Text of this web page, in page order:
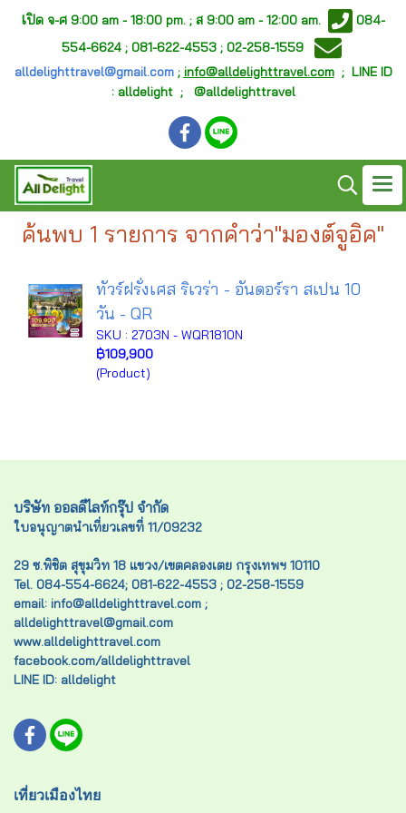
เปิด จ-ศ 9:00 am - 18:00 pm. ; ส 9:00 am - 12:00 am.
084-
554-6624 ; 081-622-4553 ; 02-258-1559
alldelighttravel@gmail.com; info@alldelighttravel.com; LINE ID
: alldelight ; @alldelighttravel
ค้นพบ 1 รายการ จากคำว่า"มองต์จูอิค"
ทัวร์ฝรั่งเศส ริเวร่า - อันดอร์รา สเปน 10
วัน - QR
SKU : 2703N - WQR1810N
฿109,900
(Product)
บริษัท ออลดีไลท์กรุ๊ป จำกัด
ใบอนุญาตนำเที่ยวเลขที่ 11/09232
29 ซ.พิชิต สุขุมวิท 18 แขวง/เขตคลองเตย กรุงเทพฯ 10110
Tel. 084-554-6624; 081-622-4553 ; 02-258-1559
email: info@alldelighttravel.com ;
alldelighttravel@gmail.com
www.alldelighttravel.com
facebook.com/alldelighttravel
LINE ID: alldelight
เที่ยวเมืองไทย